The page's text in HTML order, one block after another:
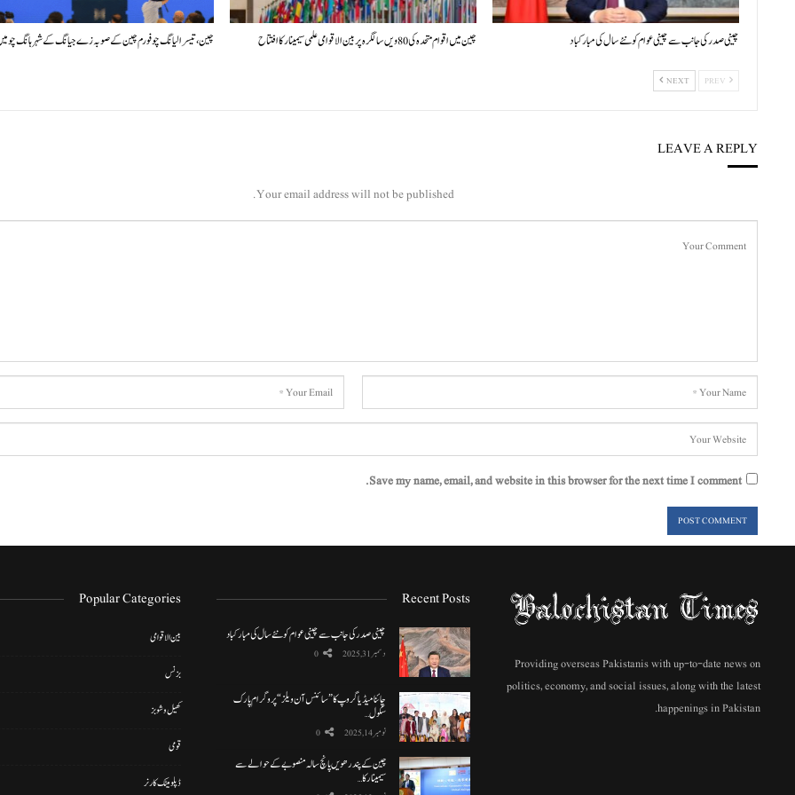
چینی صدر کی جانب سے چینی عوام کو نئے سال کی مبارکباد چین میں اقوام متحدہ کی 80ویں سالگرہ پر بین الاقوامی علمی سیمینار کا افتتاح چین، تیسرا لیانگ چو فورم چین کے صوبہ زے جیانگ کے شہر ہانگ چو
NEXT
LEAVE A REPLY
Your email address will not be published.
Save my name, email, and website in this browser for the next time I comment.
Providing overseas Pakistanis with up-to-date news on
politics, economy, and social issues, along with the latest
happenings in Pakistan.
Recent Posts
چینی صدر کی جانب سے چینی عوام کو نئے سال کی مبارکباد
دسمبر 31, 2025
چائنا میڈیا گروپ کا ”سائنس آن ویلز“ پروگرام پارک
سکول…
نومبر 14, 2025
چین کے پندرھویں پانچ سالہ منصوبے کے حوالے سے
سیمینار کا…
Popular Categories
بین الاقوامی
بزنس
کھیل و شوبز
قومی
ڈپلومیٹک کارنر